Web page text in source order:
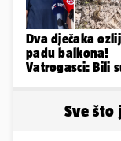
Dva dječaka
padu balkona!
Vatrogasci: Bili
Sve